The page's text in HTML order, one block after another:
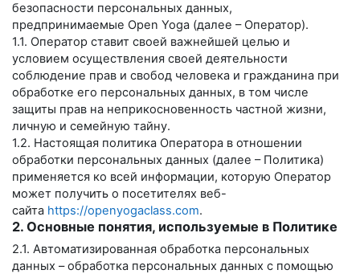
безопасности персональных данных,
предпринимаемые Open Yoga (далее – Оператор).
1.1. Оператор ставит своей важнейшей целью и
условием осуществления своей деятельности
соблюдение прав и свобод человека и гражданина при
обработке его персональных данных, в том числе
защиты прав на неприкосновенность частной жизни,
личную и семейную тайну.
1.2. Настоящая политика Оператора в отношении
обработки персональных данных (далее – Политика)
применяется ко всей информации, которую Оператор
может получить о посетителях веб-
сайта https://openyogaclass.com.
2. Основные понятия, используемые в Политике
2.1. Автоматизированная обработка персональных
данных – обработка персональных данных с помощью